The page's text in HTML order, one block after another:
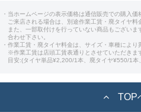
・当ホームページの表示価格は通信販売での購入価
ご来店される場合は、別途作業工賃・廃タイヤ料
また、一部取付けを行っていない商品もござい
合わせ下さい。
・作業工賃・廃タイヤ料金は、サイズ・車種により
※作業工賃は店頭工賃表通りとさせていただきま
目安:(タイヤ単品¥2,200/1本、廃タイヤ¥550/1本
TOP